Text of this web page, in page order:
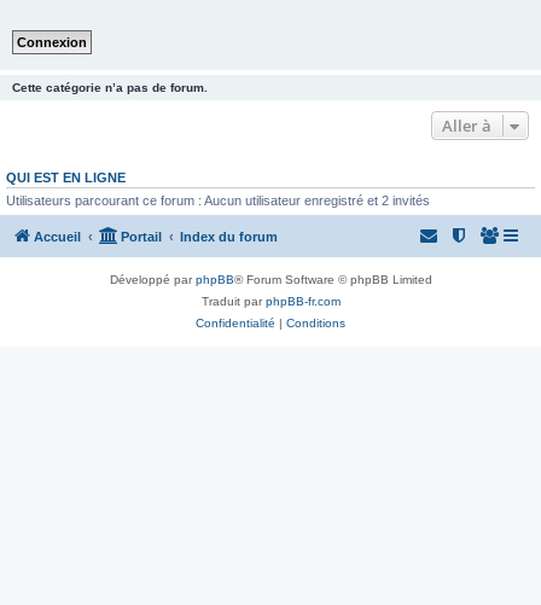
Cette catégorie n’a pas de forum.
Aller à
QUI EST EN LIGNE
Utilisateurs parcourant ce forum : Aucun utilisateur enregistré et 2 invités
Accueil Portail Index du forum
Développé parphpBB® Forum Software © phpBB Limited
Traduit parphpBB-fr.com
Confidentialité | Conditions